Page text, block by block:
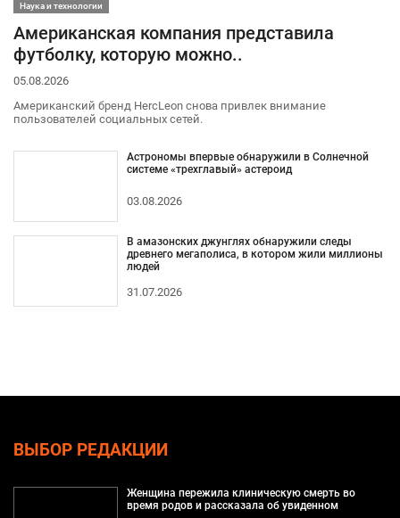
Наука и технологии
Американская компания представила
футболку, которую можно..
05.08.2026
Американский бренд HercLeon снова привлек внимание
пользователей социальных сетей.
Астрономы впервые обнаружили в Солнечной
системе «трехглавый» астероид
03.08.2026
В амазонских джунглях обнаружили следы
древнего мегаполиса, в котором жили миллионы
людей
31.07.2026
ВЫБОР РЕДАКЦИИ
Женщина пережила клиническую смерть во
время родов и рассказала об увиденном